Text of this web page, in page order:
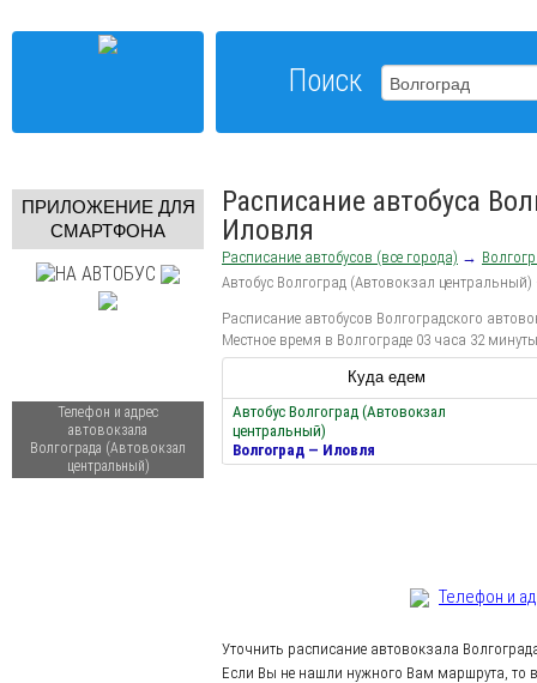
Поиск
ПРИЛОЖЕНИЕ ДЛЯ
СМАРТФОНА
Телефон и адрес
автовокзала
Волгограда (Автовокзал
центральный)
Расписание автобуса
Иловля
Расписание автобусов (все города) →
Автобус Волгоград (Автовокзал
Расписание автобусов Волгоградского
Местное время в Волгограде 03 часа 32
Куда едем
Автобус Волгоград (Автовокзал
центральный)
Волгоград — Иловля
Телефон и
Уточнить расписание автовокзала
Если Вы не нашли нужного Вам маршрута, то